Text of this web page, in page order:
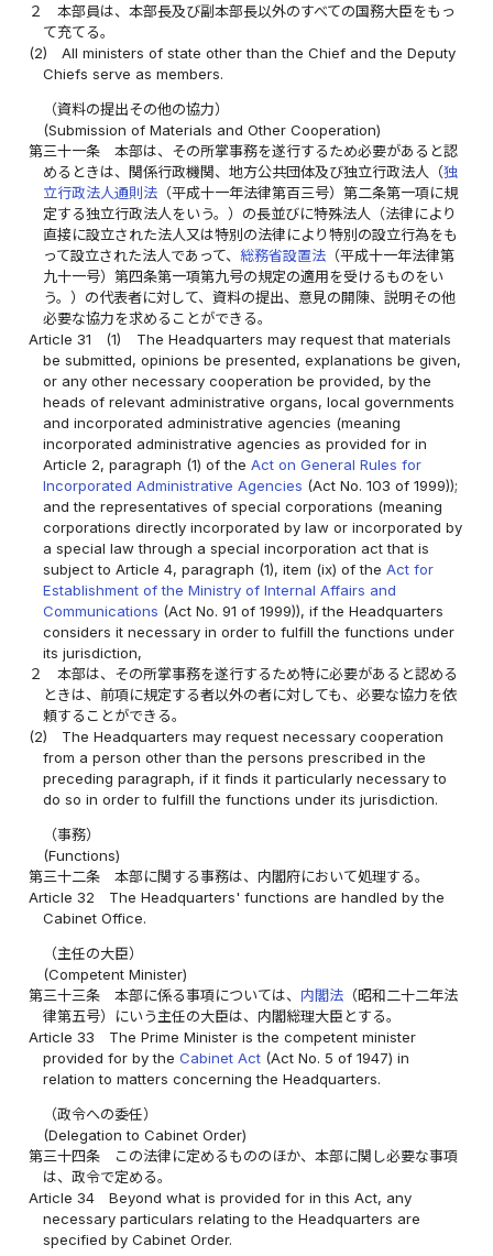
２
本部員は、本部長及び副本部長以外のすべての国務大臣をもっ
て充てる。
(2)
All ministers of state other than the Chief and the Deputy
Chiefs serve as members.
（資料の提出その他の協力）
(Submission of Materials and Other Cooperation)
第三十一条
本部は、その所掌事務を遂行するため必要があると認
めるときは、関係行政機関、地方公共団体及び独立行政法人（独
立行政法人通則法 （平成十一年法律第百三号）第二条第一項に規
定する独立行政法人をいう。）の長並びに特殊法人（法律により
直接に設立された法人又は特別の法律により特別の設立行為をも
って設立された法人であって、 総務省設置法 （平成十一年法律第
九十一号）第四条第一項第九号の規定の適用を受けるものをい
う。）の代表者に対して、資料の提出、意見の開陳、説明その他
必要な協力を求めることができる。
Article 31
(1)
The Headquarters may request that materials
be submitted, opinions be presented, explanations be given,
or any other necessary cooperation be provided, by the
heads of relevant administrative organs, local governments
and incorporated administrative agencies (meaning
incorporated administrative agencies as provided for in
Article 2, paragraph (1) of theAct on General Rules for
Incorporated Administrative Agencies (Act No. 103 of 1999));
and the representatives of special corporations (meaning
corporations directly incorporated by law or incorporated by
a special law through a special incorporation act that is
subject to Article 4, paragraph (1), item (ix) of theAct for
Establishment of the Ministry of Internal Affairs and
Communications (Act No. 91 of 1999)), if the Headquarters
considers it necessary in order to fulfill the functions under
its jurisdiction,
２
本部は、その所掌事務を遂行するため特に必要があると認める
ときは、前項に規定する者以外の者に対しても、必要な協力を依
頼することができる。
(2)
The Headquarters may request necessary cooperation
from a person other than the persons prescribed in the
preceding paragraph, if it finds it particularly necessary to
do so in order to fulfill the functions under its jurisdiction.
（事務）
(Functions)
第三十二条
本部に関する事務は、内閣府において処理する。
Article 32
The Headquarters' functions are handled by the
Cabinet Office.
（主任の大臣）
(Competent Minister)
第三十三条
本部に係る事項については、 内閣法 （昭和二十二年法
律第五号）にいう主任の大臣は、内閣総理大臣とする。
Article 33
The Prime Minister is the competent minister
provided for by theCabinet Act (Act No. 5 of 1947) in
relation to matters concerning the Headquarters.
（政令への委任）
(Delegation to Cabinet Order)
第三十四条
この法律に定めるもののほか、本部に関し必要な事項
は、政令で定める。
Article 34
Beyond what is provided for in this Act, any
necessary particulars relating to the Headquarters are
specified by Cabinet Order.